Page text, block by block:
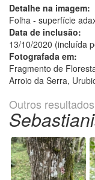
Detalhe na imagem:
Folha - superfície
Data de inclusão:
13/10/2020 (incluída
Fotografada em:
Fragmento de
Arroio da Serra,
Outros